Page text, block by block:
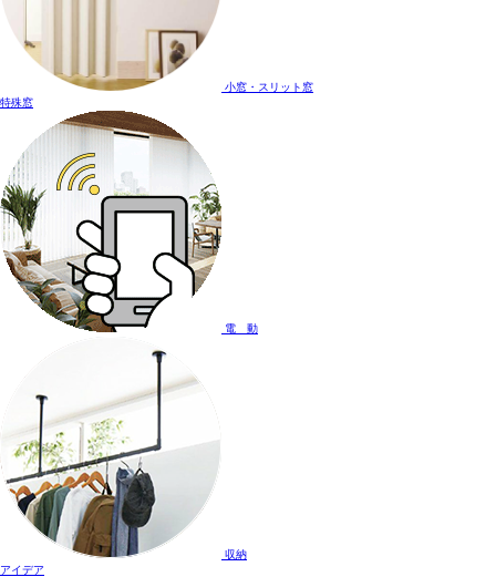
小窓・スリット窓
特殊窓
電 動
収納
アイデア